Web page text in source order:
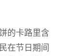
的卡路里含
在节日期间